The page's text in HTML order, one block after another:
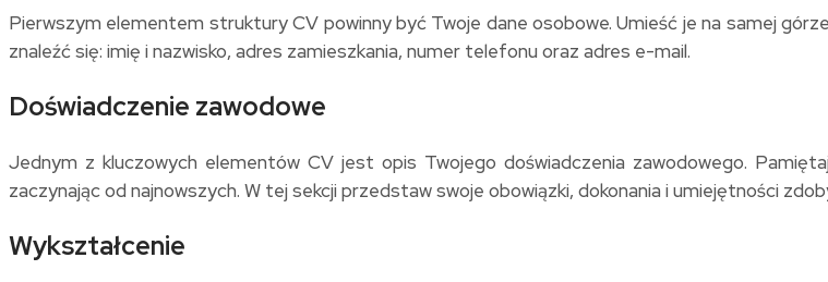
Pierwszym elementem struktury CV powinny być Twoje dane osobowe. Umieść je na samej
znaleźć się: imię i nazwisko, adres zamieszkania, numer telefonu oraz adres e-mail.
Doświadczenie zawodowe
Jednym z kluczowych elementów CV jest opis Twojego doświadczenia zawodowego.
zaczynając od najnowszych. W tej sekcji przedstaw swoje obowiązki, dokonania i umiejętności
Wykształcenie